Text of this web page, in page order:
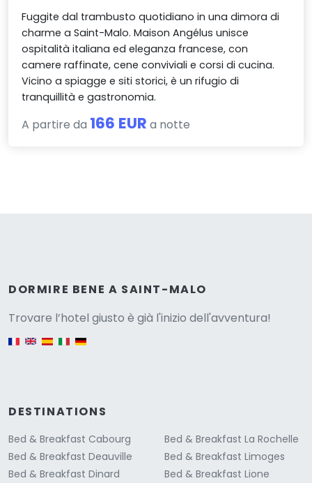
Fuggite dal trambusto quotidiano in una dimora di
charme a Saint-Malo. Maison Angélus unisce
ospitalità italiana ed eleganza francese, con
camere raffinate, cene conviviali e corsi di cucina.
Vicino a spiagge e siti storici, è un rifugio di
tranquillità e gastronomia.
A partire da 166 EUR a notte
DORMIRE BENE A SAINT-MALO
Trovare l’hotel giusto è già l'inizio dell'avventura!
DESTINATIONS
Bed & Breakfast Cabourg
Bed & Breakfast Deauville
Bed & Breakfast Dinard
Bed & Breakfast La Rochelle
Bed & Breakfast Limoges
Bed & Breakfast Lione